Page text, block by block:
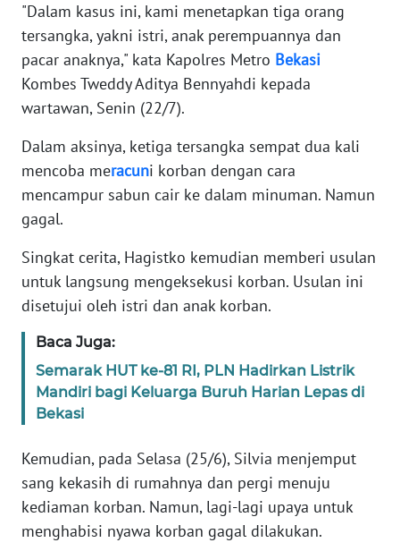
"Dalam kasus ini, kami menetapkan tiga orang
tersangka, yakni istri, anak perempuannya dan
pacar anaknya," kata Kapolres Metro Bekasi
Kombes Tweddy Aditya Bennyahdi kepada
wartawan, Senin (22/7).
Dalam aksinya, ketiga tersangka sempat dua kali
mencoba meracuni korban dengan cara
mencampur sabun cair ke dalam minuman. Namun
gagal.
Singkat cerita, Hagistko kemudian memberi usulan
untuk langsung mengeksekusi korban. Usulan ini
disetujui oleh istri dan anak korban.
Baca Juga:
Semarak HUT ke-81 RI, PLN Hadirkan Listrik
Mandiri bagi Keluarga Buruh Harian Lepas di
Bekasi
Kemudian, pada Selasa (25/6), Silvia menjemput
sang kekasih di rumahnya dan pergi menuju
kediaman korban. Namun, lagi-lagi upaya untuk
menghabisi nyawa korban gagal dilakukan.
PEDOMAN
SIBER
REDAKSI
DISCLAIMER
Wahana
Regional
WN
WN
JAKARTA
WN
JABAR
WN